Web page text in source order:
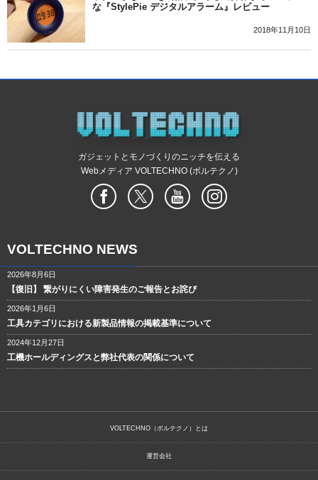
な『StylePie デジタルアラーム』レビュー
2018年11月10日
ガジェットとモノづくりのニッチを伝える
Webメディア VOLTECHNO (ボルテクノ)
VOLTECHNO NEWS
2026年8月6日
【復旧】 繋がりにくい障害発生のご報告とお詫び
2026年1月6日
工具カテゴリにおける新製品情報の掲載基準について
2024年12月27日
工機ホールディングスと弊社代表の関係について
VOLTECHNO（ボルテクノ）とは
運営会社